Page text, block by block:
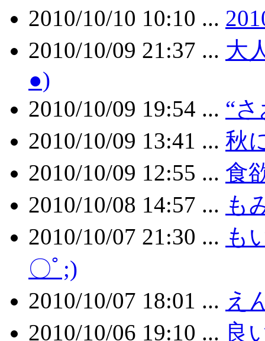
2010/10/10 10:10 ...
2010/10/09 21:37 ... 大
●)
2010/10/09 19:54 ... “
2010/10/09 13:41 ... 秋
2010/10/09 12:55 ... 食
2010/10/08 14:57 ... も
2010/10/07 21:30 ... も
〇ﾟ;)
2010/10/07 18:01 ... え
2010/10/06 19:10 ... 良